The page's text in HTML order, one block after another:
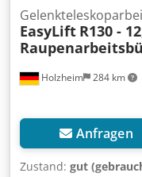
Holzheim 284 km
EasyLift R130 -
Anfragen
Zustand: gut